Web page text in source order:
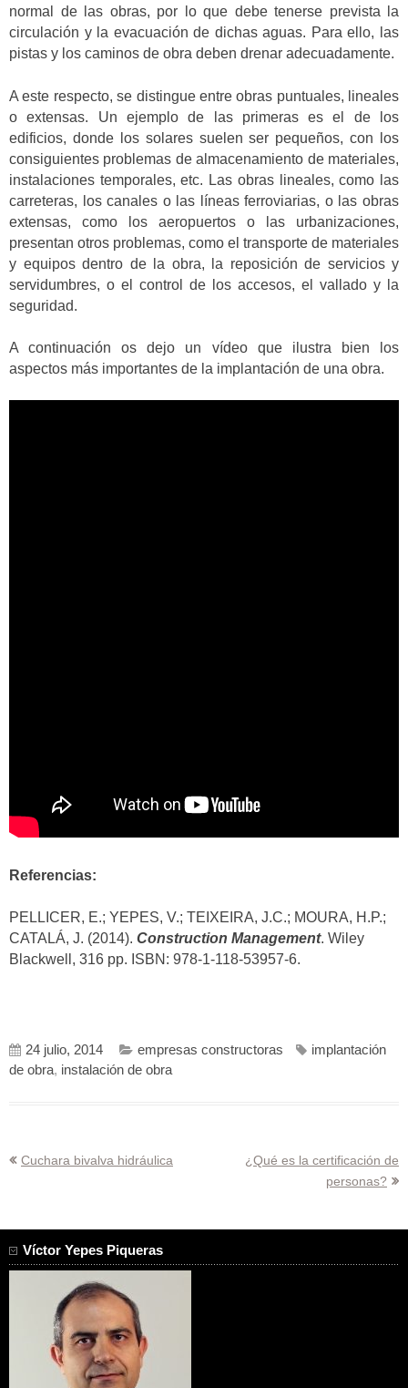
normal de las obras, por lo que debe tenerse prevista la
circulación y la evacuación de dichas aguas. Para ello, las
pistas y los caminos de obra deben drenar adecuadamente.
A este respecto, se distingue entre obras puntuales, lineales
o extensas. Un ejemplo de las primeras es el de los
edificios, donde los solares suelen ser pequeños, con los
consiguientes problemas de almacenamiento de materiales,
instalaciones temporales, etc. Las obras lineales, como las
carreteras, los canales o las líneas ferroviarias, o las obras
extensas, como los aeropuertos o las urbanizaciones,
presentan otros problemas, como el transporte de materiales
y equipos dentro de la obra, la reposición de servicios y
servidumbres, o el control de los accesos, el vallado y la
seguridad.
A continuación os dejo un vídeo que ilustra bien los
aspectos más importantes de la implantación de una obra.
Referencias:
PELLICER, E.; YEPES, V.; TEIXEIRA, J.C.; MOURA, H.P.;
CATALÁ, J. (2014). Construction Management. Wiley
Blackwell, 316 pp. ISBN: 978-1-118-53957-6.
24 julio, 2014 empresas constructoras
implantación
de obra, instalación de obra
Navegación
Cuchara bivalva hidráulica
¿Qué es la certificación de
personas?
Víctor Yepes Piqueras